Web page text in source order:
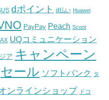
dポイント d払い Huawei
PayPay Peach Scoot
UQコミュニケーション
ア キャンペーン
セール ソフトバンク タ
ンラインショップ ドコ